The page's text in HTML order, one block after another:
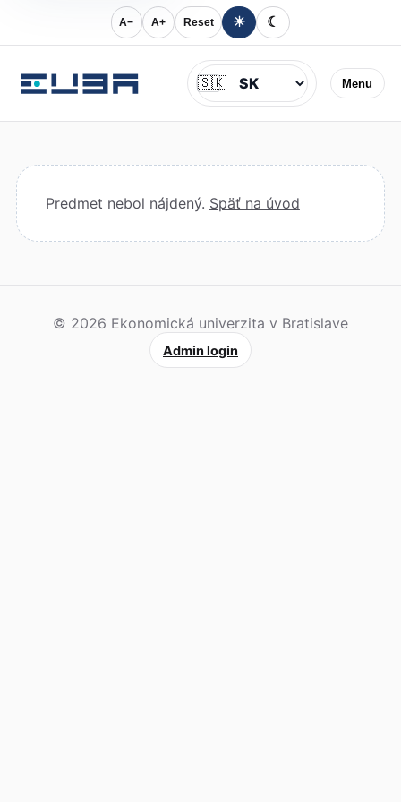
A− A+ Reset ☀ ☾
Menu
Jazyk
🇸🇰
Predmet nebol nájdený. Späť na úvod
© 2026 Ekonomická univerzita v Bratislave
Admin login